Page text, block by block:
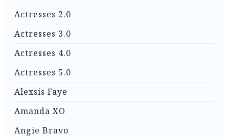
Actresses 2.0
Actresses 3.0
Actresses 4.0
Actresses 5.0
Alexsis Faye
Amanda XO
Angie Bravo